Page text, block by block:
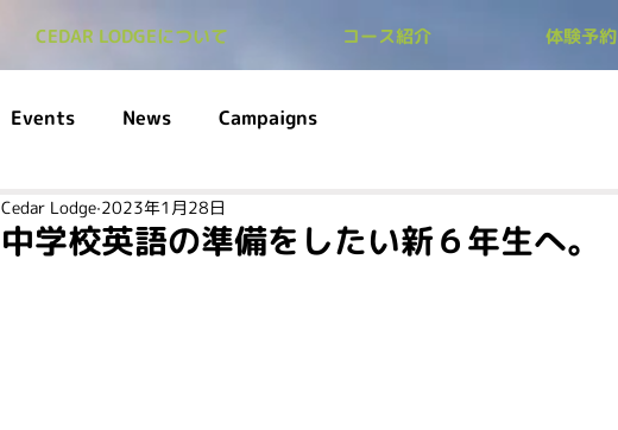
CEDAR LODGEについて コース紹介 体験予約
Events News Campaigns
中学校英語の準備をしたい新６年生へ。
Cedar Lodge 2023年1月28日